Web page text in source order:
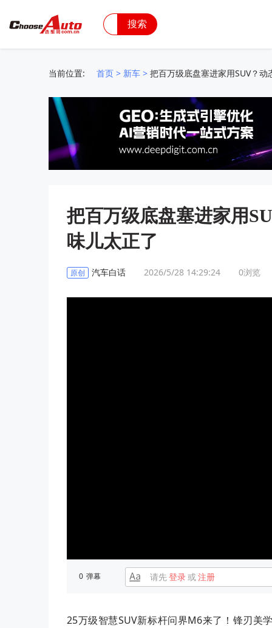
搜索
当前位置: 首页 > 新车 > 把百万级底盘塞进家用SUV？
把百万级底盘塞进家用
味儿太正了
原创 汽车白话 2026/5/28 14:29:24 0浏览
0 弹幕 请先登录或注册
25万级智慧SUV新标杆问界M6来了！锋刃美